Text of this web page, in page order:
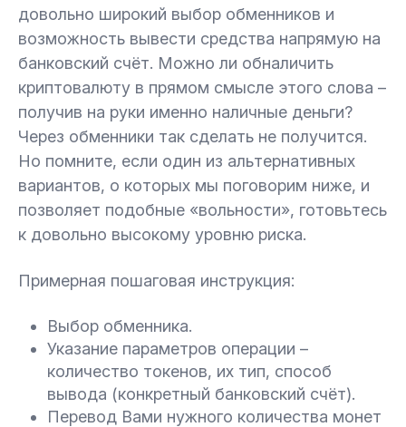
довольно широкий выбор обменников и
возможность вывести средства напрямую на
банковский счёт. Можно ли обналичить
криптовалюту в прямом смысле этого слова –
получив на руки именно наличные деньги?
Через обменники так сделать не получится.
Но помните, если один из альтернативных
вариантов, о которых мы поговорим ниже, и
позволяет подобные «вольности», готовьтесь
к довольно высокому уровню риска.
Примерная пошаговая инструкция:
Выбор обменника.
Указание параметров операции –
количество токенов, их тип, способ
вывода (конкретный банковский счёт).
Перевод Вами нужного количества монет